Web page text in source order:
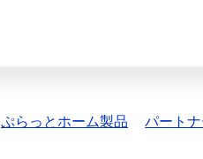
ぷらっとホーム製品 パート